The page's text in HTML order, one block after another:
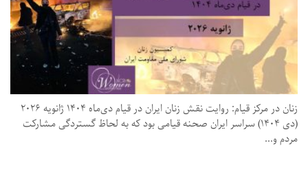
زنان در مرکز قیام: روایت نقش زنان ایران در قیام دی‌ماه ۱۴۰۴ ژانویه ۲۰۲۶
(دی ۱۴۰۴) سراسر ایران صحنه قیامی بود که به لحاظ گستردگی مشارکت
مردم و...